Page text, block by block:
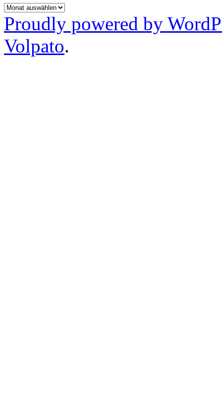
Archiv
Proudly powered by
Volpato.